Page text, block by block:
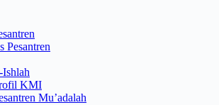
Pesantren
KMI
Mu’adalah